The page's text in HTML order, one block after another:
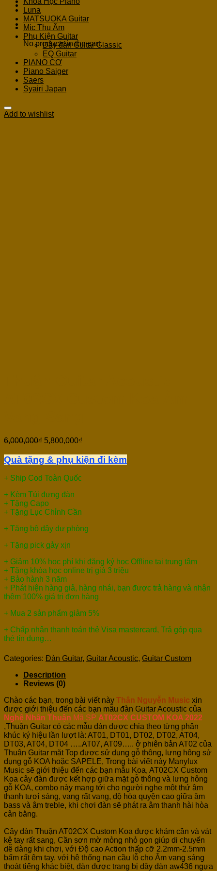
Cart
No products in the cart.
Luna
MATSUOKA Guitar
Mic Thu Âm
Phụ Kiện Guitar
Dây đàn Guitar Classic
EQ Guitar
PIANO CƠ
Piano Saiger
Saers
Syairi Japan
Add to wishlist
6,000,000₫ 5,800,000₫
Quà tặng & phụ kiện đi kèm
+ Ship Cod Toàn Quốc
+ Kèm Túi đựng đàn
+ Tặng Capo
+ Tặng Lục Chỉnh Cần
+ Tặng bộ dây dự phòng
+ Tặng pick gảy xịn
+ Giảm 10% học phí khi đăng ký học Offline tại trung tâm
+ Tặng khóa học online trị giá 3 triệu
+ Bảo hành 3 năm
+ Phát hiện hàng giả, hàng nhái, bạn được trả hàng và nhận
thêm 100% giá trị đơn hàng
+ Mua 2 sản phẩm giảm 5%
+ Chấp nhận thanh toán thẻ Visa mastercard, Trả góp qua
thẻ tín dụng…
Categories: Đàn Guitar, Guitar Acoustic, Guitar Custom
Description
Reviews (0)
Chào các bạn, trong bài viết này Thân Nguyễn Music xin
được giới thiệu đến các bạn mẫu đàn Guitar Acoustic của
Nghệ Nhân Thuận Mã SP AT02CX CUSTOM KOA 2022
,Thuận Guitar có các mẫu đàn được chia theo từng phân
khúc ký hiệu lần lượt là: AT01, DT01, DT02, DT02, AT04,
DT03, AT04, DT04 …..AT07, AT09….. ở phiên bản AT02 của
Thuận Guitar mặt Top được sử dụng gỗ thông, lưng hông sử
dụng gỗ KOA hoặc SAPELE, Trong bài viết này Manylux
Music sẽ giới thiệu đến các bạn mẫu Koa, AT02CX Custom
Koa cây đàn được kết hợp giữa mặt gỗ thông và lưng hông
gỗ KOA, combo này mang tới cho người nghe một thứ âm
thanh tươi sáng, vang rất vang, độ hòa quyện cao giữa âm
bass và âm treble, khi chơi đàn sẽ phát ra âm thanh hài hòa
cân bằng.
Cây đàn Thuận AT02CX Custom Koa được khảm cần và vát
kê tay rất sang, Cần sơn mờ mỏng nhỏ gọn giúp di chuyển
dễ dàng khi chơi, với Độ cao Action thấp cỡ 2.2mm-2.5mm
bấm rất êm tay, với hệ thống nan cầu lỗ cho Âm vang sáng
thoát tiếng khác biệt, đàn được trang bị dây đàn aw436 ngựa